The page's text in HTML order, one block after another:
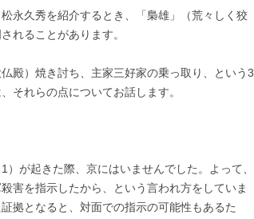
永久秀を紹介するとき、「梟雄」（荒々しく狡
れることがあります。
殿）焼き討ち、主家三好家の乗っ取り、という3
それらの点についてお話します。
が起きた際、京にはいませんでした。よって、
害を指示したから、という言われ方をしていま
拠となると、対面での指示の可能性もあるた